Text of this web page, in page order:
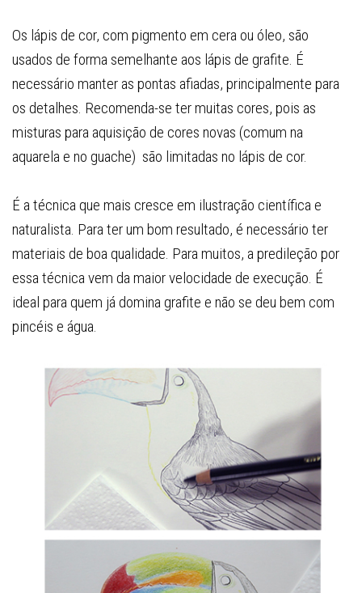
Os lápis de cor, com pigmento em cera ou óleo, são
usados de forma semelhante aos lápis de grafite. É
necessário manter as pontas afiadas, principalmente para
os detalhes. Recomenda-se ter muitas cores, pois as
misturas para aquisição de cores novas (comum na
aquarela e no guache) são limitadas no lápis de cor.
É a técnica que mais cresce em ilustração científica e
naturalista. Para ter um bom resultado, é necessário ter
materiais de boa qualidade. Para muitos, a predileção por
essa técnica vem da maior velocidade de execução. É
ideal para quem já domina grafite e não se deu bem com
pincéis e água.